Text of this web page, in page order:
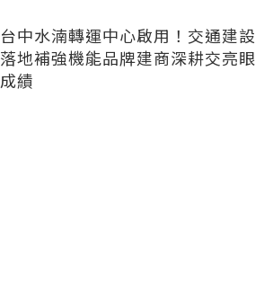
台中水湳轉運中心啟用！交通建設
落地補強機能品牌建商深耕交亮眼
成績